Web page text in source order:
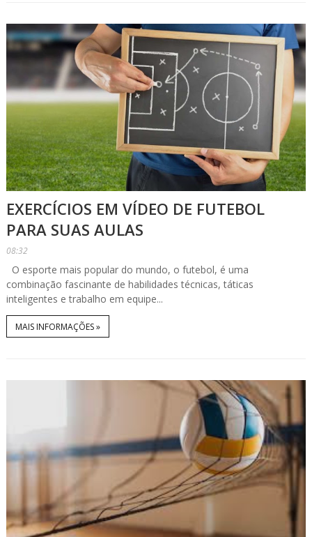
EXERCÍCIOS EM VÍDEO DE FUTEBOL
PARA SUAS AULAS
08:32
O esporte mais popular do mundo, o futebol, é uma
combinação fascinante de habilidades técnicas, táticas
inteligentes e trabalho em equipe...
MAIS INFORMAÇÕES »